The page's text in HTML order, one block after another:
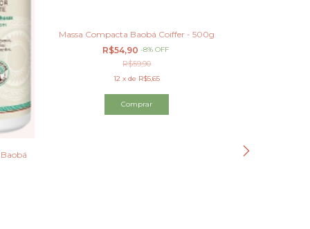
Massa Compacta Baobá Coiffer - 500g
R$54,90 -8% OFF
R$59,90
12 xde R$5,65